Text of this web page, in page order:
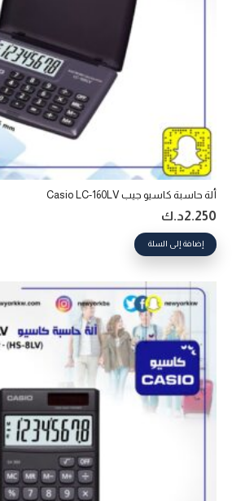
ألة حاسبة كاسيو جيب Casio LC-160LV
2.250د.ك
إضافة إلى السلة